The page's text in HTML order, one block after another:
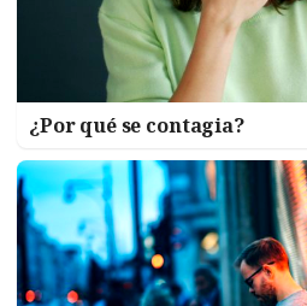
¿Por qué se contagia?